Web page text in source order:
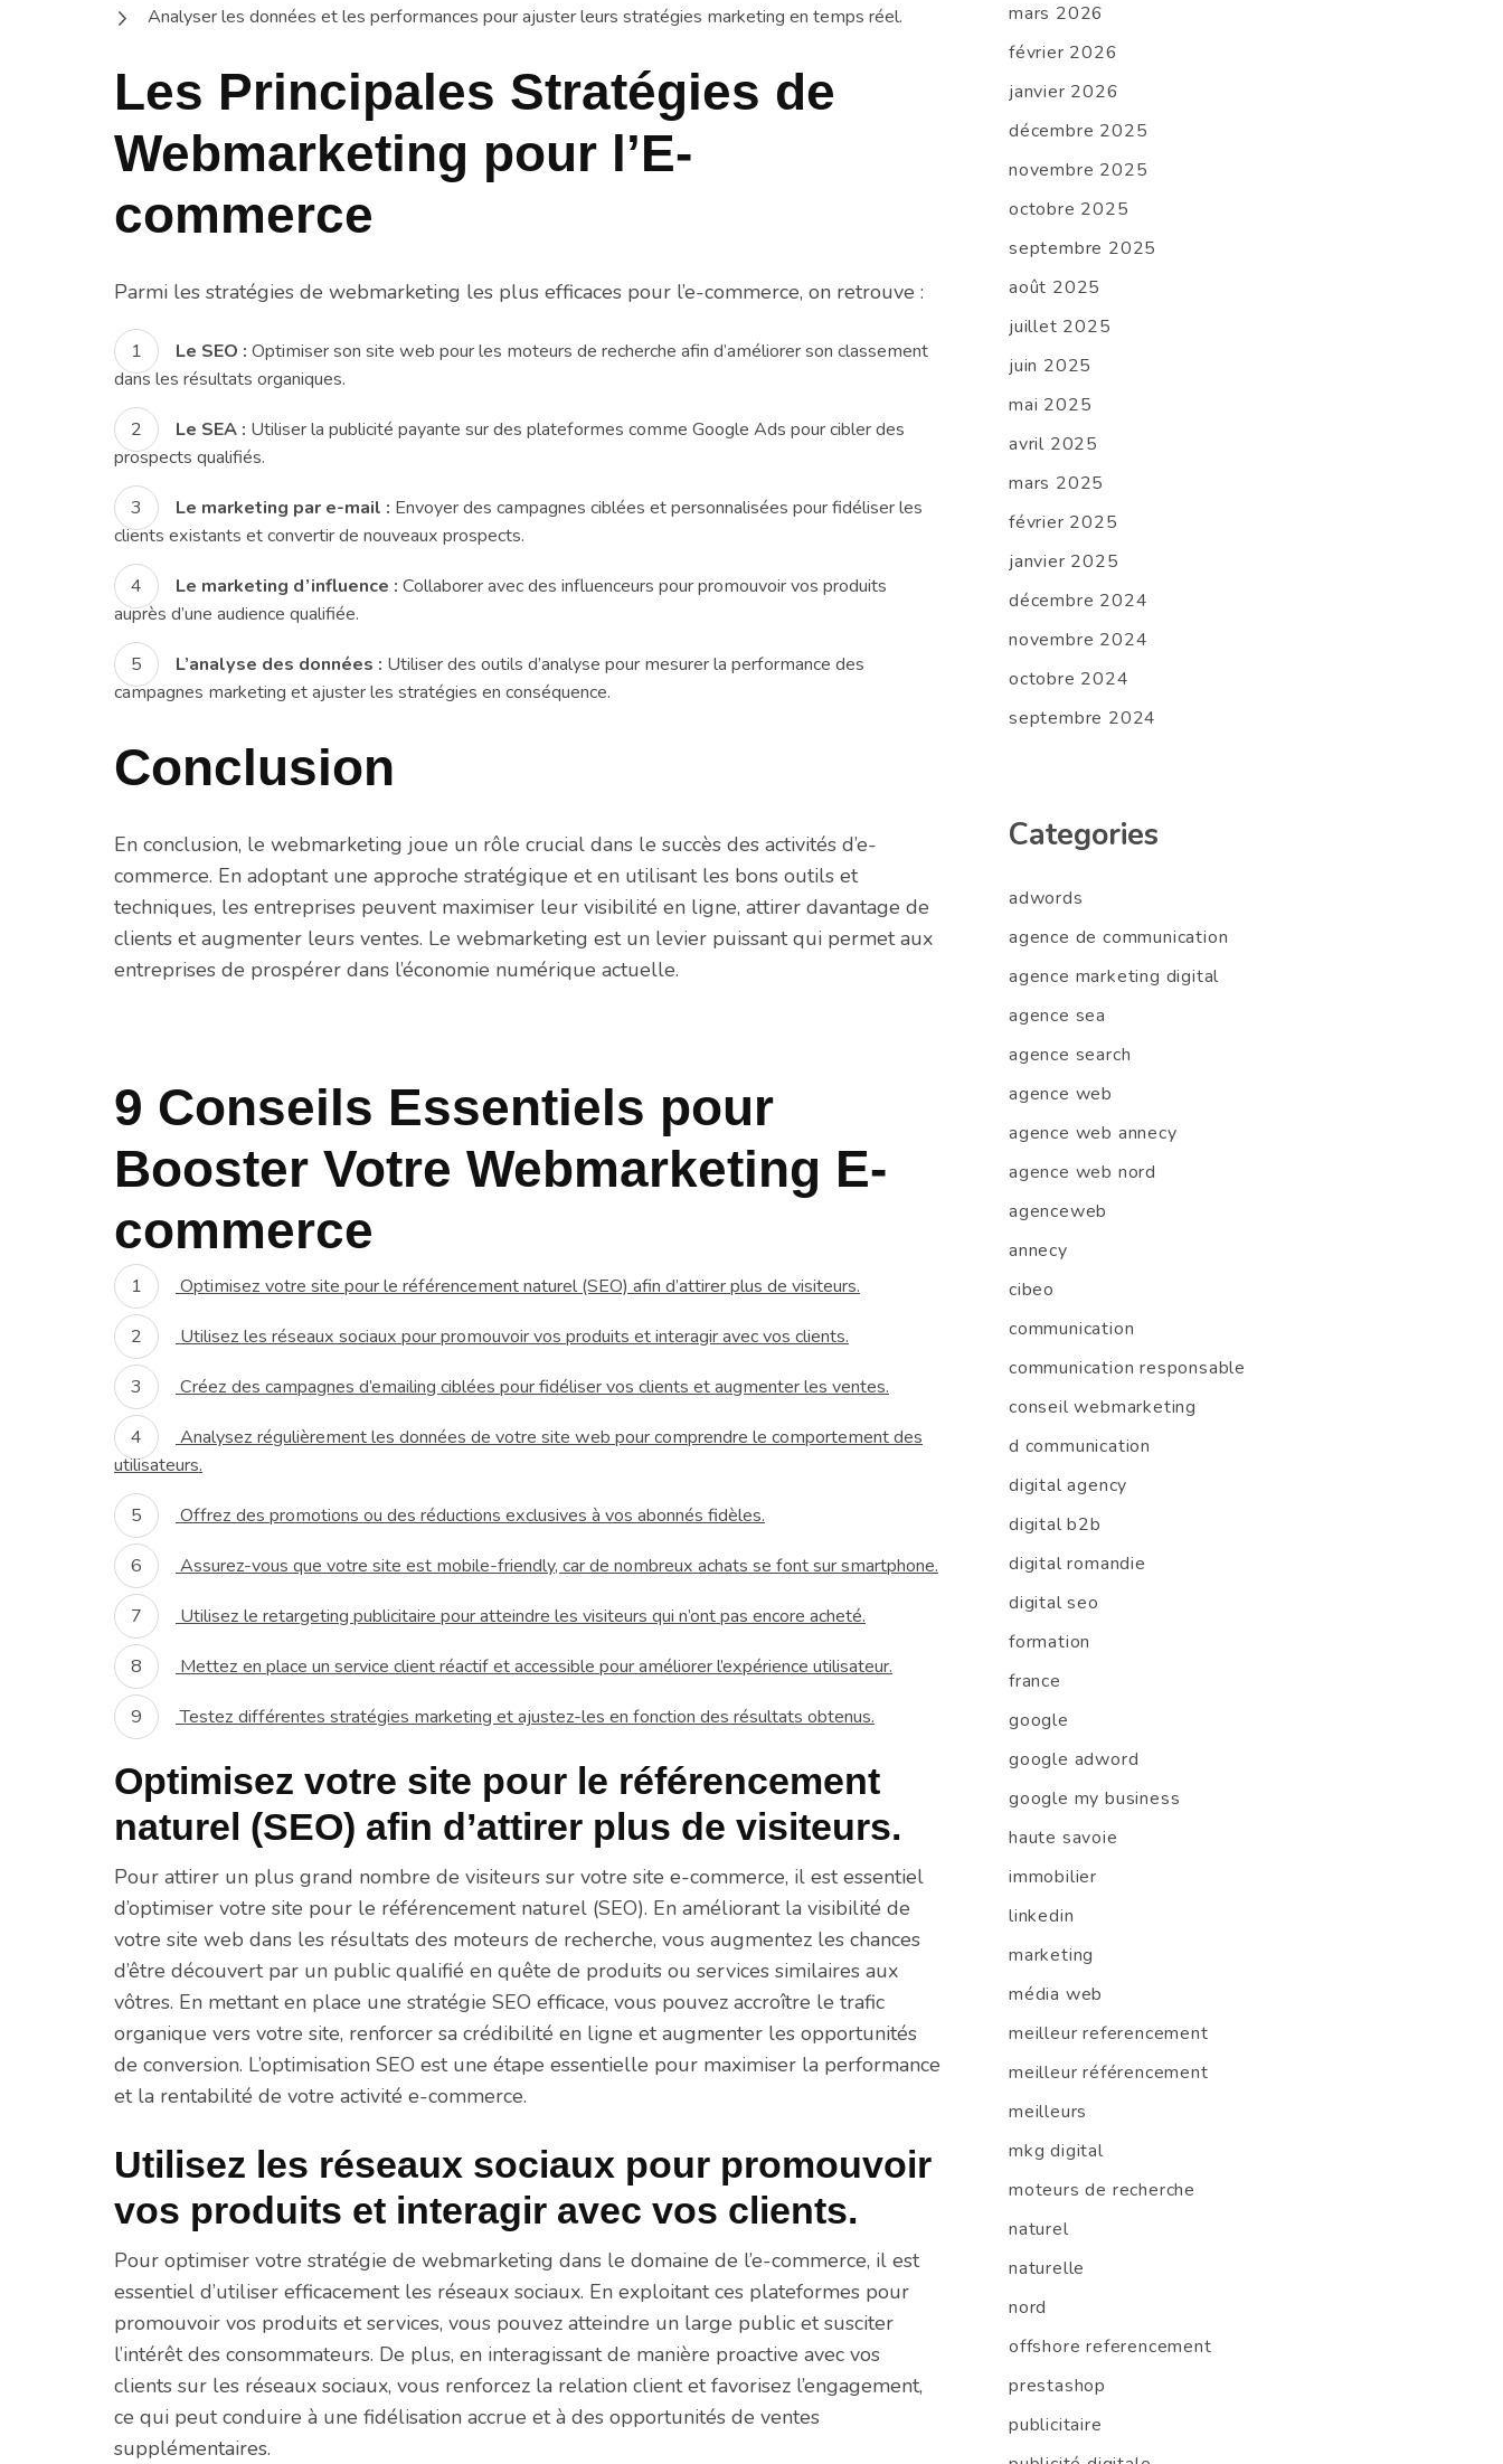
Analyser les données et les performances pour ajuster leurs stratégies marketing en temps réel.
Les Principales Stratégies de
Webmarketing pour l’E-
commerce
Parmi les stratégies de webmarketing les plus efficaces pour l’e-commerce, on retrouve :
Le SEO : Optimiser son site web pour les moteurs de recherche afin d’améliorer son classement
dans les résultats organiques.
Le SEA : Utiliser la publicité payante sur des plateformes comme Google Ads pour cibler des
prospects qualifiés.
Le marketing par e-mail : Envoyer des campagnes ciblées et personnalisées pour fidéliser les
clients existants et convertir de nouveaux prospects.
Le marketing d’influence : Collaborer avec des influenceurs pour promouvoir vos produits
auprès d’une audience qualifiée.
L’analyse des données : Utiliser des outils d’analyse pour mesurer la performance des
campagnes marketing et ajuster les stratégies en conséquence.
Conclusion
En conclusion, le webmarketing joue un rôle crucial dans le succès des activités d’e-
commerce. En adoptant une approche stratégique et en utilisant les bons outils et
techniques, les entreprises peuvent maximiser leur visibilité en ligne, attirer davantage de
clients et augmenter leurs ventes. Le webmarketing est un levier puissant qui permet aux
entreprises de prospérer dans l’économie numérique actuelle.
9 Conseils Essentiels pour
Booster Votre Webmarketing E-
commerce
Optimisez votre site pour le référencement naturel (SEO) afin d’attirer plus de visiteurs.
Utilisez les réseaux sociaux pour promouvoir vos produits et interagir avec vos clients.
Créez des campagnes d’emailing ciblées pour fidéliser vos clients et augmenter les ventes.
Analysez régulièrement les données de votre site web pour comprendre le comportement des
utilisateurs.
Offrez des promotions ou des réductions exclusives à vos abonnés fidèles.
Assurez-vous que votre site est mobile-friendly, car de nombreux achats se font sur smartphone.
Utilisez le retargeting publicitaire pour atteindre les visiteurs qui n’ont pas encore acheté.
Mettez en place un service client réactif et accessible pour améliorer l’expérience utilisateur.
Testez différentes stratégies marketing et ajustez-les en fonction des résultats obtenus.
Optimisez votre site pour le référencement
naturel (SEO) afin d’attirer plus de visiteurs.
Pour attirer un plus grand nombre de visiteurs sur votre site e-commerce, il est essentiel
d’optimiser votre site pour le référencement naturel (SEO). En améliorant la visibilité de
votre site web dans les résultats des moteurs de recherche, vous augmentez les chances
d’être découvert par un public qualifié en quête de produits ou services similaires aux
vôtres. En mettant en place une stratégie SEO efficace, vous pouvez accroître le trafic
organique vers votre site, renforcer sa crédibilité en ligne et augmenter les opportunités
de conversion. L’optimisation SEO est une étape essentielle pour maximiser la performance
et la rentabilité de votre activité e-commerce.
Utilisez les réseaux sociaux pour promouvoir
vos produits et interagir avec vos clients.
Pour optimiser votre stratégie de webmarketing dans le domaine de l’e-commerce, il est
essentiel d’utiliser efficacement les réseaux sociaux. En exploitant ces plateformes pour
promouvoir vos produits et services, vous pouvez atteindre un large public et susciter
l’intérêt des consommateurs. De plus, en interagissant de manière proactive avec vos
clients sur les réseaux sociaux, vous renforcez la relation client et favorisez l’engagement,
ce qui peut conduire à une fidélisation accrue et à des opportunités de ventes
supplémentaires.
mars 2026
février 2026
janvier 2026
décembre 2025
novembre 2025
octobre 2025
septembre 2025
août 2025
juillet 2025
juin 2025
mai 2025
avril 2025
mars 2025
février 2025
janvier 2025
décembre 2024
novembre 2024
octobre 2024
septembre 2024
Categories
adwords
agence de communication
agence marketing digital
agence sea
agence search
agence web
agence web annecy
agence web nord
agenceweb
annecy
cibeo
communication
communication responsable
conseil webmarketing
d communication
digital agency
digital b2b
digital romandie
digital seo
formation
france
google
google adword
google my business
haute savoie
immobilier
linkedin
marketing
média web
meilleur referencement
meilleur référencement
meilleurs
mkg digital
moteurs de recherche
naturel
naturelle
nord
offshore referencement
prestashop
publicitaire